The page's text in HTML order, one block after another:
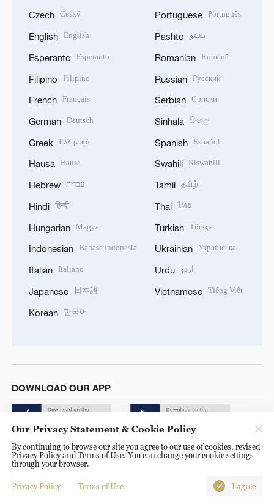
Czech Český
English English
Esperanto Esperanto
Filipino Filipino
French Français
German Deutsch
Greek Ελληνικά
Hausa Hausa
Hebrew עברית
Hindi हिन्दी
Hungarian Magyar
Indonesian Bahasa Indonesia
Italian Italiano
Japanese 日本語
Korean 한국어
Portuguese Português
Pashto پښتو
Romanian Română
Russian Русский
Serbian Српски
Sinhala සිංහල
Spanish Español
Swahili Kiswahili
Tamil தமிழ்
Thai ไทย
Turkish Türkçe
Ukrainian Українська
Urdu اردو
Vietnamese Tiếng Việt
DOWNLOAD OUR APP
Our Privacy Statement & Cookie Policy
By continuing to browse our site you agree to our use of cookies, revised
Privacy Policy and Terms of Use. You can change your cookie settings
through your browser.
Privacy Policy Terms of Use I agree